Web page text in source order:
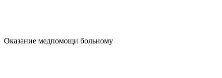
Оказание медпомощи больному